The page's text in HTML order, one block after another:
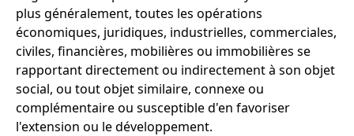
plus généralement, toutes les opérations
économiques, juridiques, industrielles, commerciales,
civiles, financières, mobilières ou immobilières se
rapportant directement ou indirectement à son objet
social, ou tout objet similaire, connexe ou
complémentaire ou susceptible d'en favoriser
l'extension ou le développement.